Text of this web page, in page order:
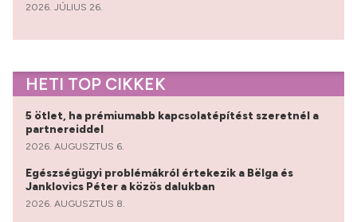
2026. JÚLIUS 26.
HETI TOP CIKKEK
5 ötlet, ha prémiumabb kapcsolatépítést szeretnél a
partnereiddel
2026. AUGUSZTUS 6.
Egészségügyi problémákról értekezik a Bëlga és
Janklovics Péter a közös dalukban
2026. AUGUSZTUS 8.